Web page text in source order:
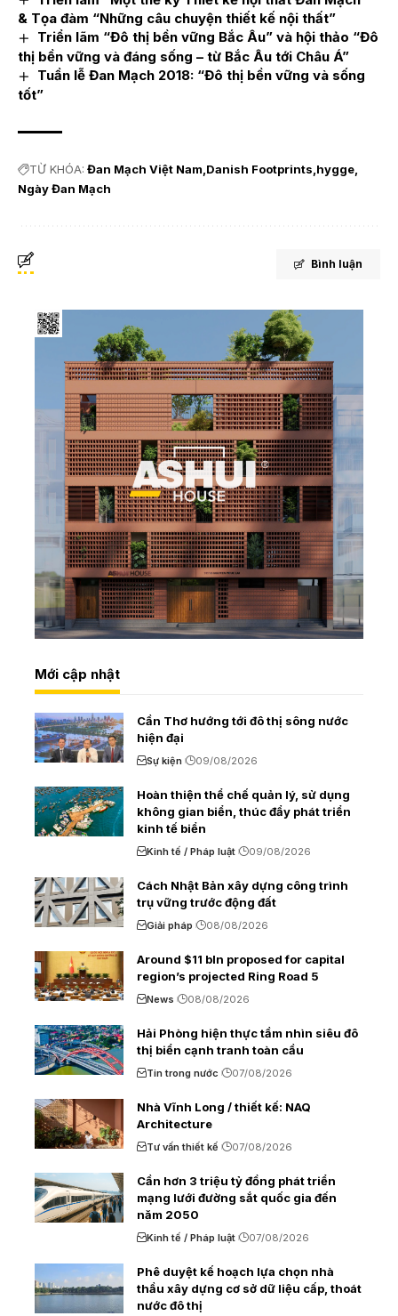
& Tọa đàm “Những câu chuyện thiết kế nội thất”
Triển lãm “Đô thị bền vững Bắc Âu” và hội thảo “Đô
thị bền vững và đáng sống – từ Bắc Âu tới Châu Á”
Tuần lễ Đan Mạch 2018: “Đô thị bền vững và sống
tốt”
TỪ KHÓA: Đan Mạch Việt Nam Danish Footprints hygge
Ngày Đan Mạch
Bình luận
Mới cập nhật
Cần Thơ hướng tới đô thị sông nước
hiện đại
Sự kiện 09/08/2026
Hoàn thiện thể chế quản lý, sử dụng
không gian biển, thúc đẩy phát triển
kinh tế biển
Kinh tế / Pháp luật 09/08/2026
Cách Nhật Bản xây dựng công trình
trụ vững trước động đất
Giải pháp 08/08/2026
Around $11 bln proposed for capital
region’s projected Ring Road 5
News 08/08/2026
Hải Phòng hiện thực tầm nhìn siêu đô
thị biển cạnh tranh toàn cầu
Tin trong nước 07/08/2026
Nhà Vĩnh Long / thiết kế: NAQ
Architecture
Tư vấn thiết kế 07/08/2026
Cần hơn 3 triệu tỷ đồng phát triển
mạng lưới đường sắt quốc gia đến
năm 2050
Kinh tế / Pháp luật 07/08/2026
Phê duyệt kế hoạch lựa chọn nhà
thầu xây dựng cơ sở dữ liệu cấp, thoát
nước đô thị